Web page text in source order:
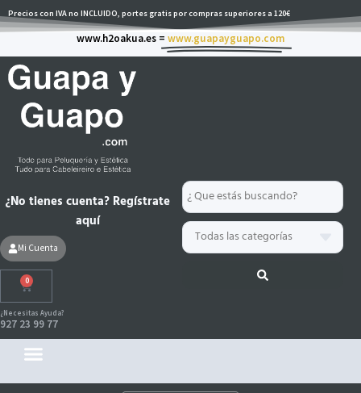
al
Precios con IVA no INCLUIDO, portes gratis por compras superiores a 120€
www.h2oakua.es = www.guapayguapo.com
Search
...
¿No tienes cuenta? Regístrate
aquí
Mi Cuenta
0
Carrito
¿Necesitas Ayuda?
927 23 99 77